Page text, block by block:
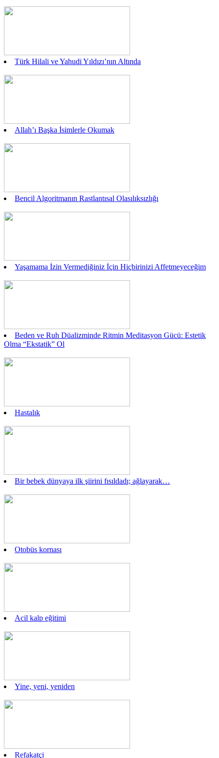
Türk Hilali ve Yahudi Yıldızı’nın Altında
Allah’ı Başka İsimlerle Okumak
Bencil Algoritmanın Rastlantısal Olasılıksızlığı
Yaşamama İzin Vermediğiniz İçin Hiçbirinizi Affetmeyeceğim
Beden ve Ruh Düalizminde Ritmin Meditasyon Gücü: Estetik
Olma “Ekstatik” Ol
Hastalık
Bir bebek dünyaya ilk şiirini fısıldadı; ağlayarak…
Otobüs kornası
Acil kalp eğitimi
Yine, yeni, yeniden
Refakatçi